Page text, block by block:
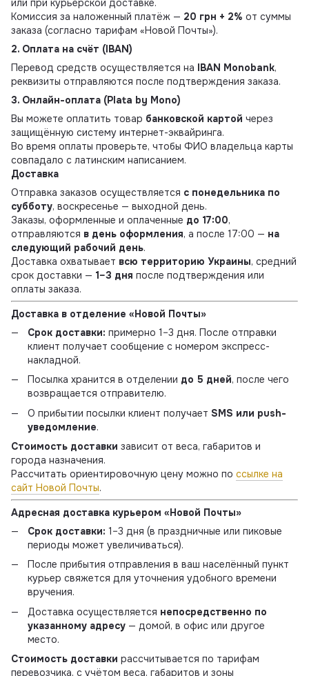
или при курьерской доставке.
Комиссия за наложенный платёж — 20 грн + 2% от суммы
заказа (согласно тарифам «Новой Почты»).
2. Оплата на счёт (IBAN)
Перевод средств осуществляется на IBAN Monobank,
реквизиты отправляются после подтверждения заказа.
3. Онлайн-оплата (Plata by Mono)
Вы можете оплатить товар банковской картой через
защищённую систему интернет-эквайринга.
Во время оплаты проверьте, чтобы ФИО владельца карты
совпадало с латинским написанием.
Доставка
Отправка заказов осуществляется с понедельника по
субботу, воскресенье — выходной день.
Заказы, оформленные и оплаченные до 17:00,
отправляются в день оформления, а после 17:00 — на
следующий рабочий день.
Доставка охватывает всю территорию Украины, средний
срок доставки — 1–3 дня после подтверждения или
оплаты заказа.
Доставка в отделение «Новой Почты»
Срок доставки: примерно 1–3 дня. После отправки
клиент получает сообщение с номером экспресс-
накладной.
Посылка хранится в отделении до 5 дней, после чего
возвращается отправителю.
О прибытии посылки клиент получает SMS или push-
уведомление.
Стоимость доставки зависит от веса, габаритов и
города назначения.
Рассчитать ориентировочную цену можно по ссылке на
сайт Новой Почты.
Адресная доставка курьером «Новой Почты»
Срок доставки: 1–3 дня (в праздничные или пиковые
периоды может увеличиваться).
После прибытия отправления в ваш населённый пункт
курьер свяжется для уточнения удобного времени
вручения.
Доставка осуществляется непосредственно по
указанному адресу — домой, в офис или другое
место.
Стоимость доставки рассчитывается по тарифам
перевозчика, с учётом веса, габаритов и зоны